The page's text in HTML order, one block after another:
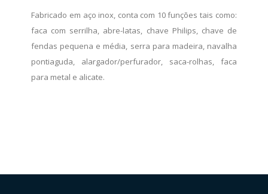
Fabricado em aço inox, conta com 10 funções tais como:
faca com serrilha, abre-latas, chave Philips, chave de
fendas pequena e média, serra para madeira, navalha
pontiaguda, alargador/perfurador, saca-rolhas, faca
para metal e alicate.